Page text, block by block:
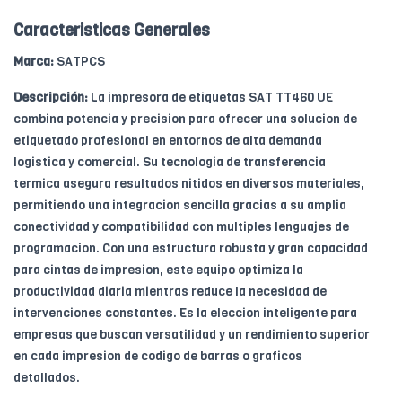
Caracteristicas Generales
Marca: SATPCS
Descripción: La impresora de etiquetas SAT TT460 UE
combina potencia y precision para ofrecer una solucion de
etiquetado profesional en entornos de alta demanda
logistica y comercial. Su tecnologia de transferencia
termica asegura resultados nitidos en diversos materiales,
permitiendo una integracion sencilla gracias a su amplia
conectividad y compatibilidad con multiples lenguajes de
programacion. Con una estructura robusta y gran capacidad
para cintas de impresion, este equipo optimiza la
productividad diaria mientras reduce la necesidad de
intervenciones constantes. Es la eleccion inteligente para
empresas que buscan versatilidad y un rendimiento superior
en cada impresion de codigo de barras o graficos
detallados.